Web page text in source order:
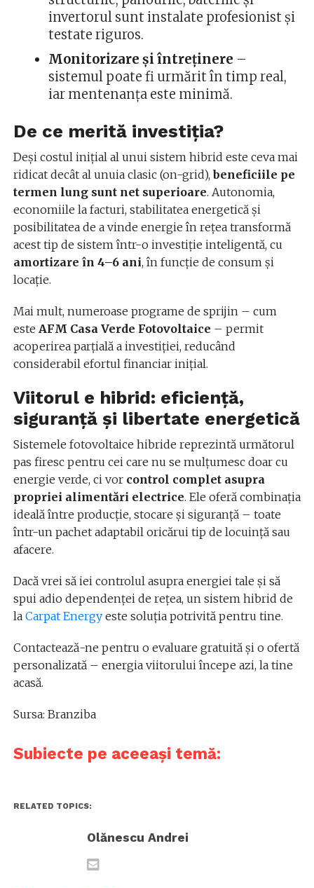
invertorul sunt instalate profesionist și
testate riguros.
Monitorizare și întreținere –
sistemul poate fi urmărit în timp real,
iar mentenanța este minimă.
De ce merită investiția?
Deși costul inițial al unui sistem hibrid este ceva mai
ridicat decât al unuia clasic (on-grid),beneficiile pe
termen lung sunt net superioare. Autonomia,
economiile la facturi, stabilitatea energetică și
posibilitatea de a vinde energie în rețea transformă
acest tip de sistem într-o investiție inteligentă, cu
amortizare în 4–6 ani, în funcție de consum și
locație.
Mai mult, numeroase programe de sprijin – cum
este AFM Casa Verde Fotovoltaice – permit
acoperirea parțială a investiției, reducând
considerabil efortul financiar inițial.
Viitorul e hibrid: eficiență,
siguranță și libertate energetică
Sistemele fotovoltaice hibride reprezintă următorul
pas firesc pentru cei care nu se mulțumesc doar cu
energie verde, ci vor control complet asupra
propriei alimentări electrice. Ele oferă combinația
ideală între producție, stocare și siguranță – toate
într-un pachet adaptabil oricărui tip de locuință sau
afacere.
Dacă vrei să iei controlul asupra energiei tale și să
spui adio dependenței de rețea, un sistem hibrid de
la Carpat Energyeste soluția potrivită pentru tine.
Contactează-ne pentru o evaluare gratuită și o ofertă
personalizată – energia viitorului începe azi, la tine
acasă.
Sursa: Branziba
Subiecte pe aceeași temă:
RELATED TOPICS:
Olănescu Andrei